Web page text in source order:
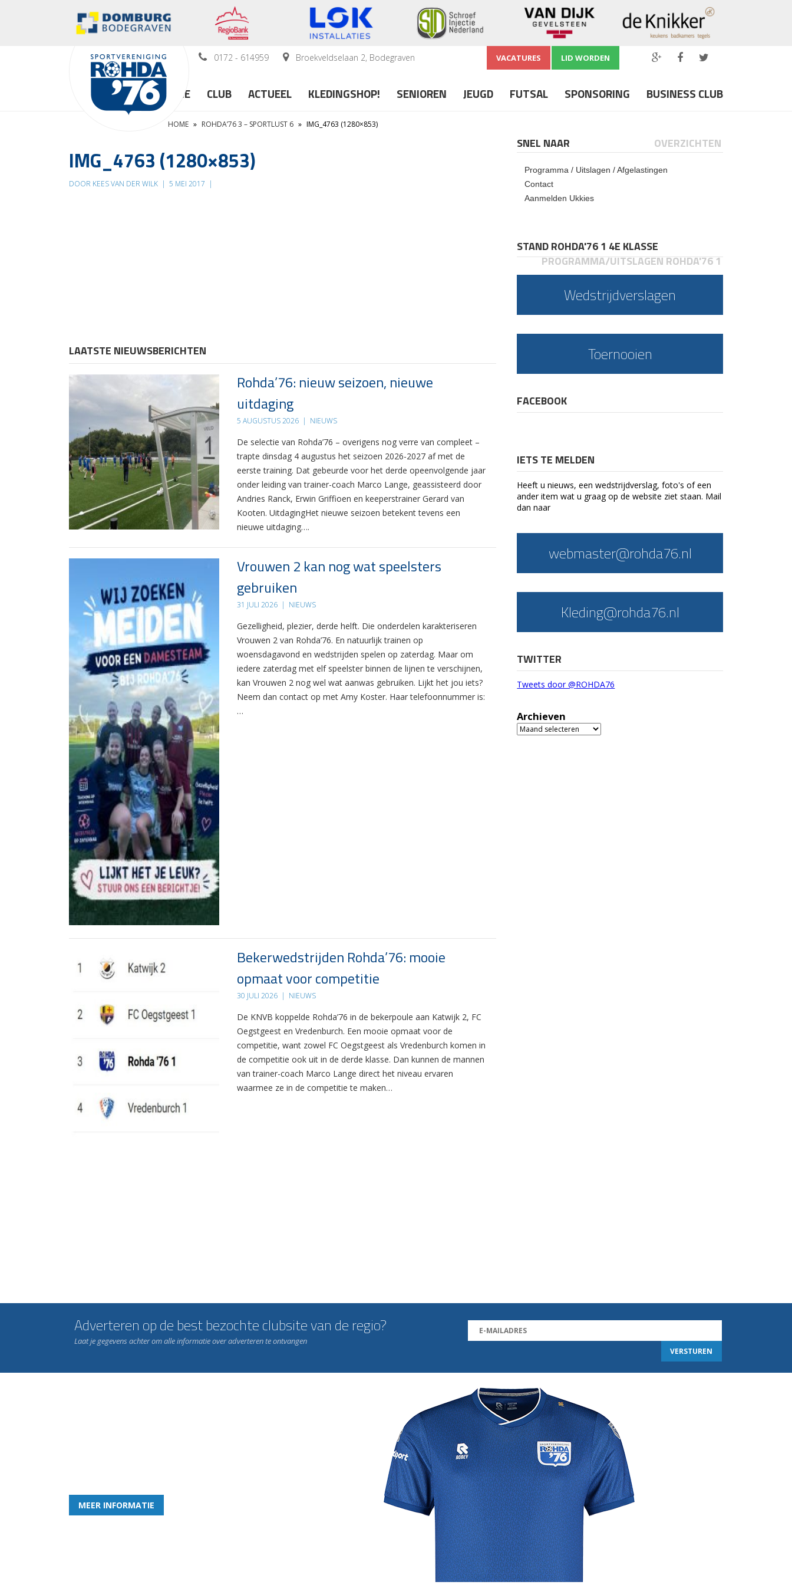
0172 - 614959 Broekveldselaan 2, Bodegraven VACATURES LID WORDEN
HOME CLUB ACTUEEL KLEDINGSHOP! SENIOREN JEUGD FUTSAL SPONSORING BUSINESS CLUB
HOME » ROHDA’76 3 – SPORTLUST 6 » IMG_4763 (1280×853)
IMG_4763 (1280×853)
DOOR KEES VAN DER WILK | 5 MEI 2017 |
LAATSTE NIEUWSBERICHTEN
Rohda’76: nieuw seizoen, nieuwe
uitdaging
5 AUGUSTUS 2026 | NIEUWS
De selectie van Rohda’76 – overigens nog verre van compleet –
trapte dinsdag 4 augustus het seizoen 2026-2027 af met de
eerste training. Dat gebeurde voor het derde opeenvolgende jaar
onder leiding van trainer-coach Marco Lange, geassisteerd door
Andries Ranck, Erwin Griffioen en keeperstrainer Gerard van
Kooten. UitdagingHet nieuwe seizoen betekent tevens een
nieuwe uitdaging….
Vrouwen 2 kan nog wat speelsters
gebruiken
31 JULI 2026 | NIEUWS
Gezelligheid, plezier, derde helft. Die onderdelen karakteriseren
Vrouwen 2 van Rohda’76. En natuurlijk trainen op
woensdagavond en wedstrijden spelen op zaterdag. Maar om
iedere zaterdag met elf speelster binnen de lijnen te verschijnen,
kan Vrouwen 2 nog wel wat aanwas gebruiken. Lijkt het jou iets?
Neem dan contact op met Amy Koster. Haar telefoonnummer is:
…
Bekerwedstrijden Rohda’76: mooie
opmaat voor competitie
30 JULI 2026 | NIEUWS
De KNVB koppelde Rohda’76 in de bekerpoule aan Katwijk 2, FC
Oegstgeest en Vredenburch. Een mooie opmaat voor de
competitie, want zowel FC Oegstgeest als Vredenburch komen in
de competitie ook uit in de derde klasse. Dan kunnen de mannen
van trainer-coach Marco Lange direct het niveau ervaren
waarmee ze in de competitie te maken…
SNEL NAAR OVERZICHTEN
Programma / Uitslagen / Afgelastingen
Contact
Aanmelden Ukkies
STAND ROHDA'76 1 4E KLASSE
PROGRAMMA/UITSLAGEN ROHDA'76 1
Wedstrijdverslagen
Toernooien
FACEBOOK
IETS TE MELDEN
Heeft u nieuws, een wedstrijdverslag, foto's of een
ander item wat u graag op de website ziet staan. Mail
dan naar
webmaster@rohda76.nl
Kleding@rohda76.nl
TWITTER
Tweets door @ROHDA76
Archieven
Archieven
Adverteren op de best bezochte clubsite van de regio?
Laat je gegevens achter om alle informatie over adverteren te ontvangen
MEER INFORMATIE